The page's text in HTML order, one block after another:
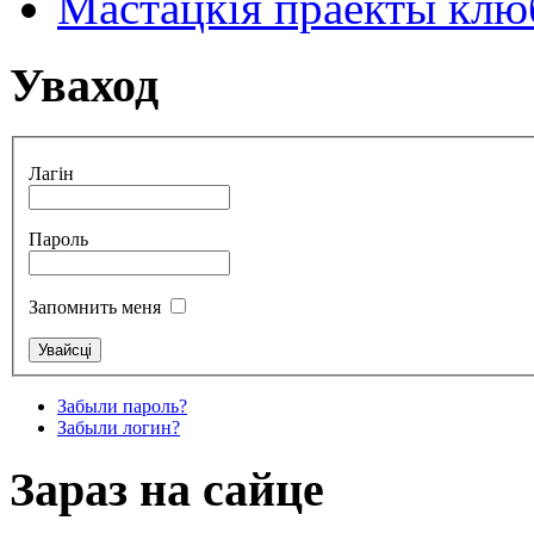
Уваход
Лагін
Пароль
Запомнить меня
Забыли пароль?
Забыли логин?
Зараз на сайце